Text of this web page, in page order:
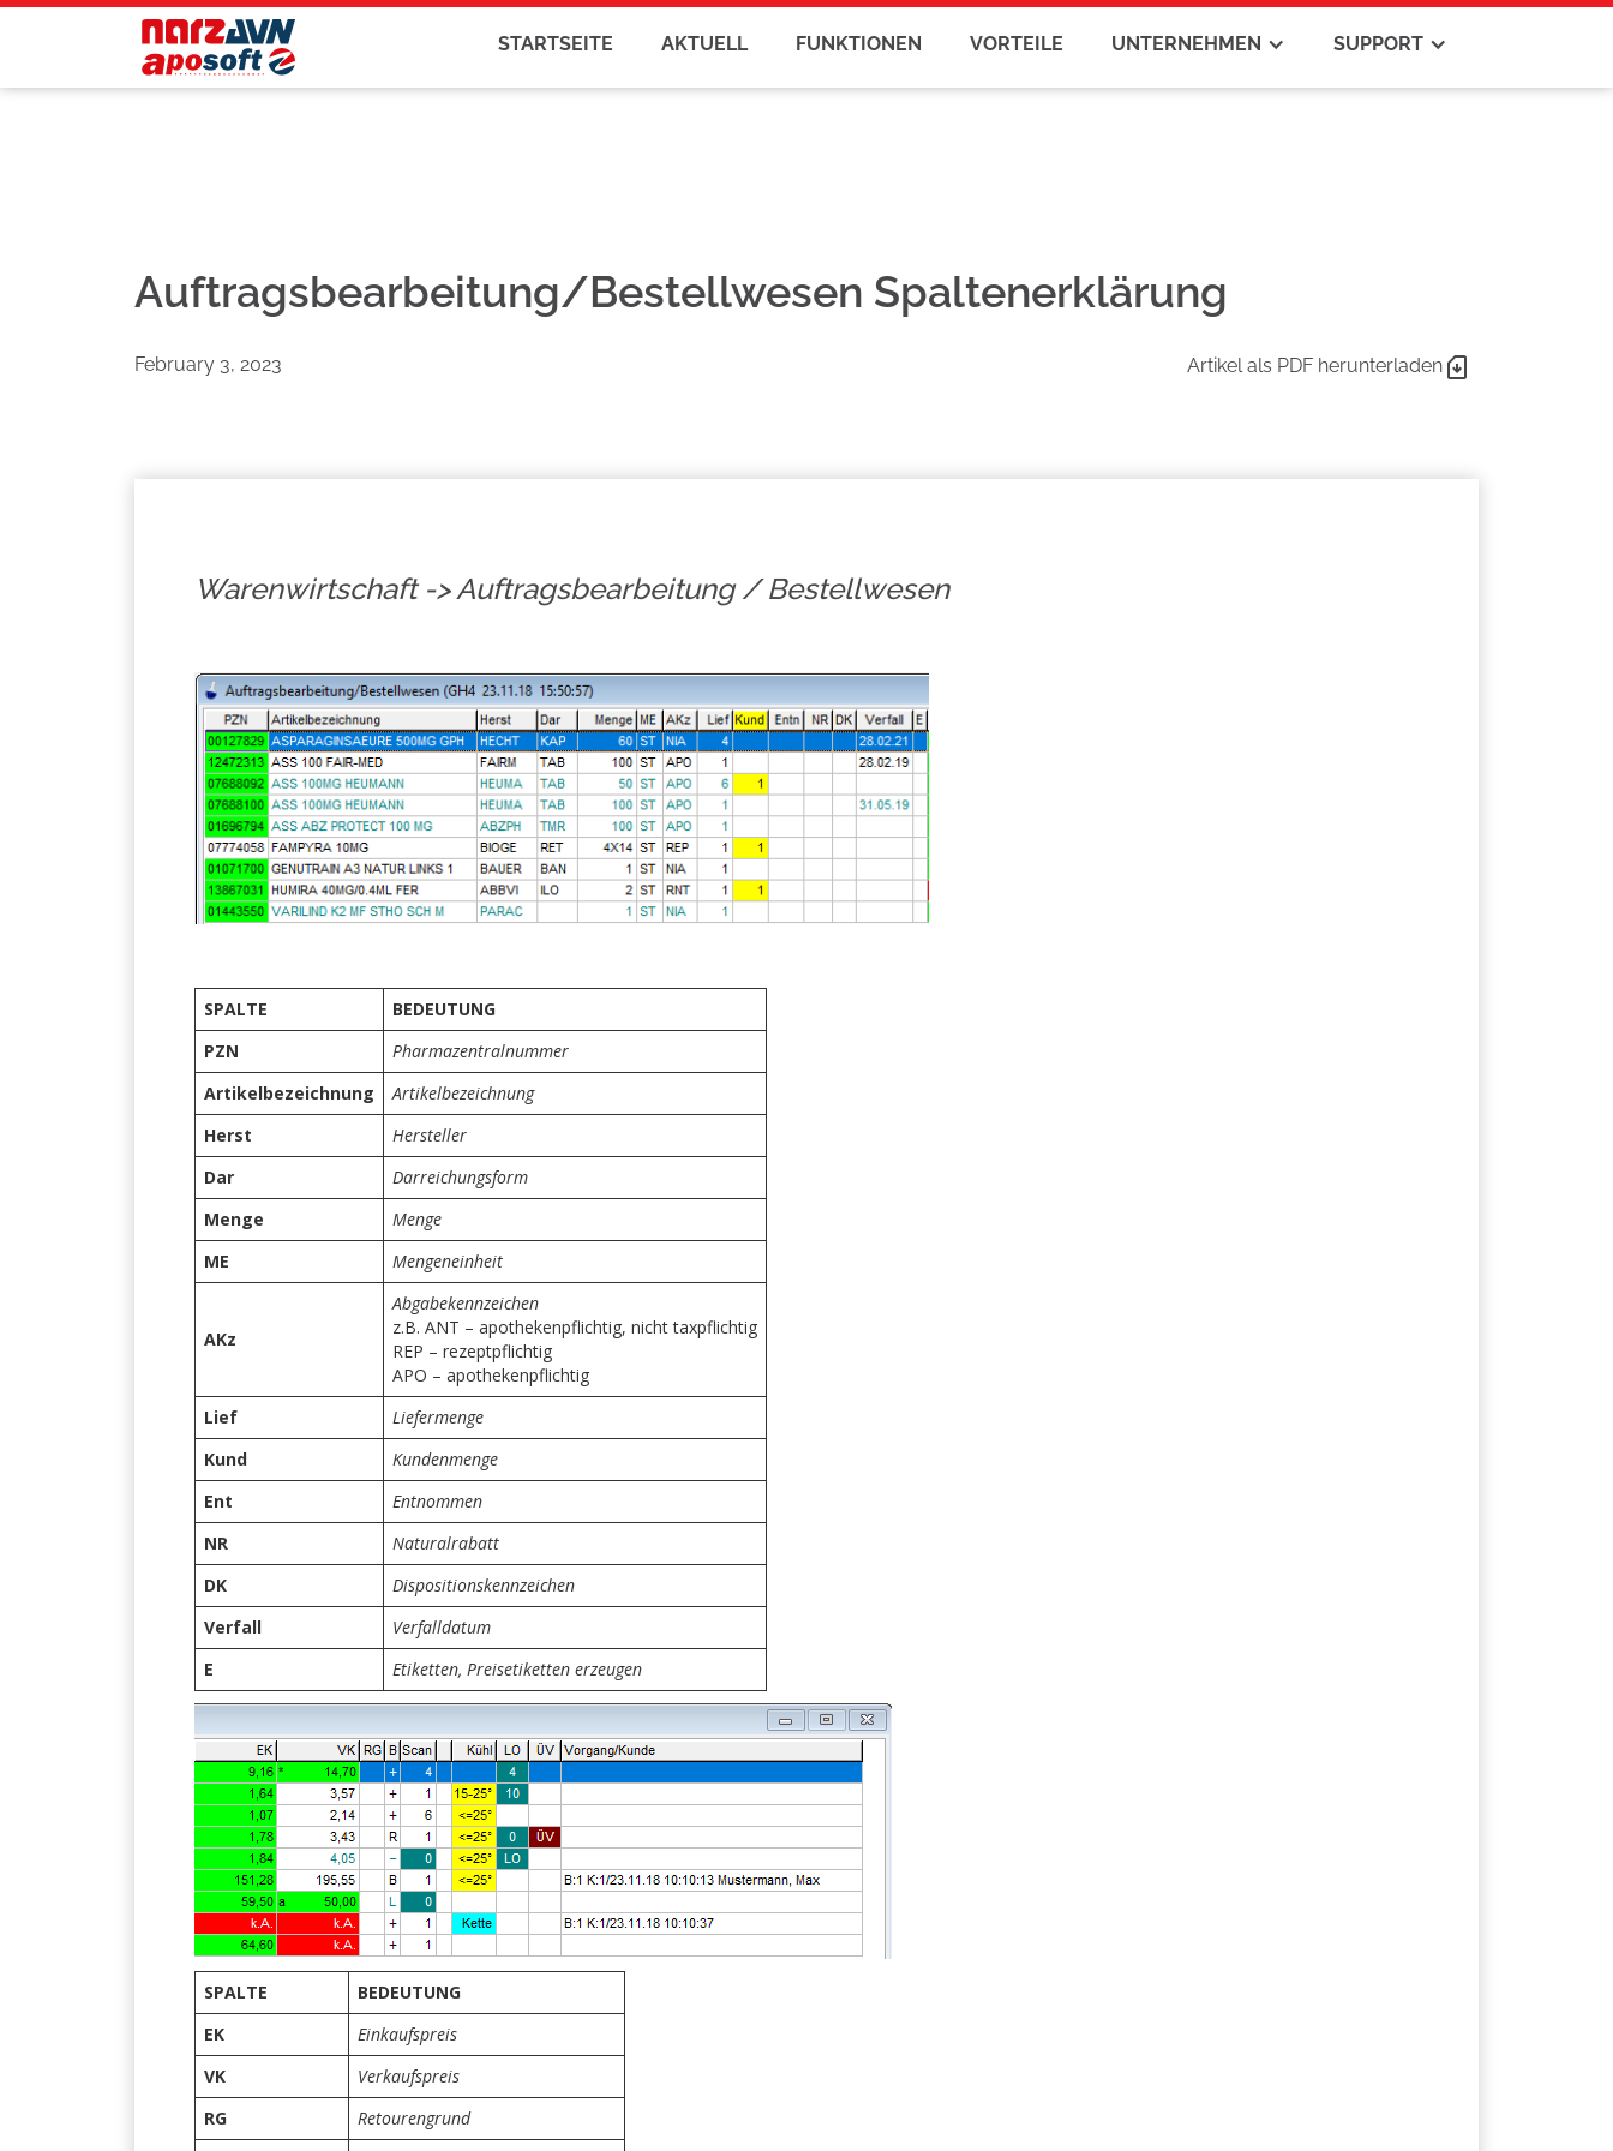
STARTSEITE AKTUELL FUNKTIONEN VORTEILE UNTERNEHMEN SUPPORT
Auftragsbearbeitung/Bestellwesen Spaltenerklärung
February 3, 2023 Artikel als PDF herunterladen
Warenwirtschaft -> Auftragsbearbeitung / Bestellwesen
SPALTE
BEDEUTUNG
PZN
Pharmazentralnummer
Artikelbezeichnung
Artikelbezeichnung
Herst
Hersteller
Dar
Darreichungsform
Menge
Menge
ME
Mengeneinheit
AKz
Abgabekennzeichen
z.B. ANT – apothekenpflichtig, nicht taxpflichtig
REP – rezeptpflichtig
APO – apothekenpflichtig
Lief
Liefermenge
Kund
Kundenmenge
Ent
Entnommen
NR
Naturalrabatt
DK
Dispositionskennzeichen
Verfall
Verfalldatum
E
Etiketten, Preisetiketten erzeugen
SPALTE
BEDEUTUNG
EK
Einkaufspreis
VK
Verkaufspreis
RG
Retourengrund